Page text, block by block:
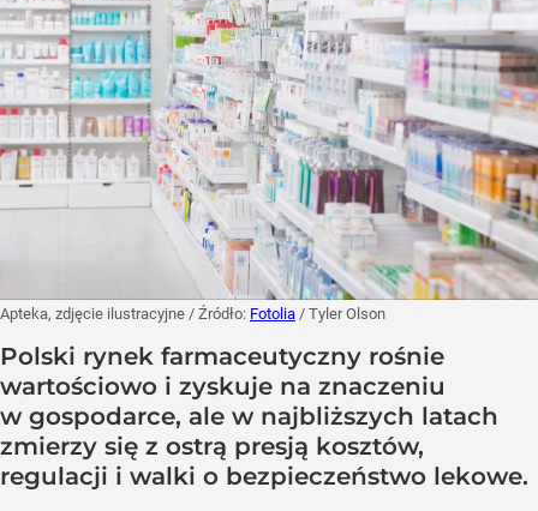
Apteka, zdjęcie ilustracyjne / Źródło: Fotolia / Tyler Olson
Polski rynek farmaceutyczny rośnie
wartościowo i zyskuje na znaczeniu
w gospodarce, ale w najbliższych latach
zmierzy się z ostrą presją kosztów,
regulacji i walki o bezpieczeństwo lekowe.